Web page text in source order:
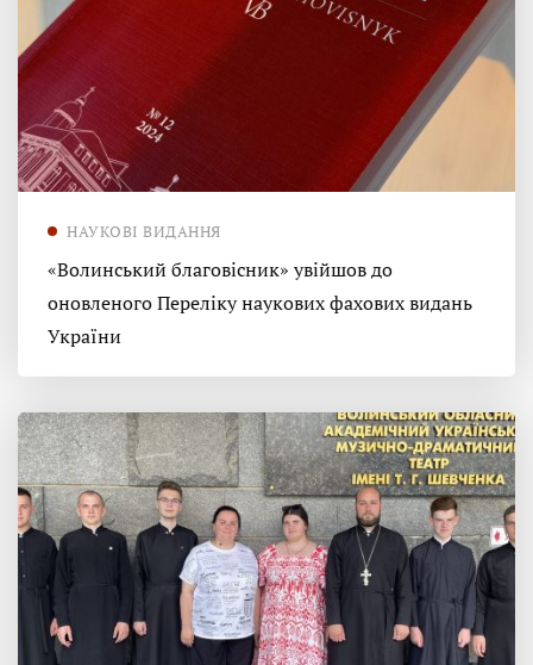
НАУКОВІ ВИДАННЯ
«Волинський благовісник» увійшов до
оновленого Переліку наукових фахових видань
України